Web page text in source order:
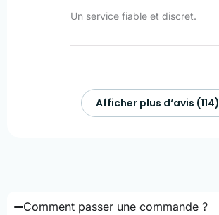
Un service fiable et discret.
Afficher plus d‘avis (114)
Comment passer une commande ?